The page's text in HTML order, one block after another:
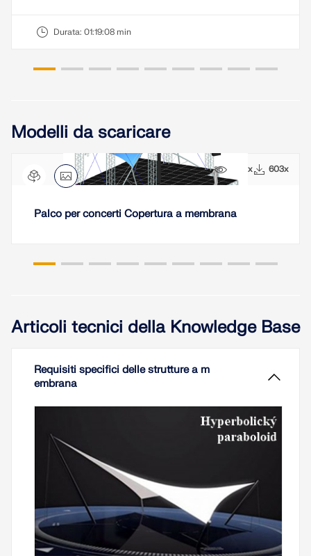
Il servizio online Dlubal fornisce mappe delle zone
VERIFICA DELLE ZONE DI CARICO
Prodotti obsoleti
Durata: 01:19:08 min
Modelli da scaricare
5691x 603x
Palco per concerti Copertura a membrana
Articoli tecnici della Knowledge Base
Requisiti specifici delle strutture a m
embrana